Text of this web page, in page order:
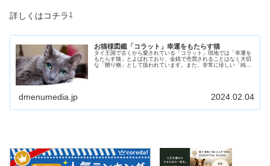
詳しくはコチラ⇩
お猫様図鑑「コラット」幸運をもたらす猫
タイ王国で古くから愛されている「コラット」現地では「幸運を
もたらす猫」とよばれており、金銭で売買されることはなく大切
な「贈り物」として扱われています。また、非常に珍しい「純血
dmenumedia.jp 2024.02.04